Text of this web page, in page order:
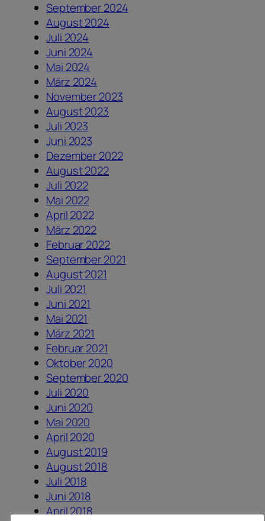
September 2024
August 2024
Juli 2024
Juni 2024
Mai 2024
März 2024
November 2023
August 2023
Juli 2023
Juni 2023
Dezember 2022
August 2022
Juli 2022
Mai 2022
April 2022
März 2022
Februar 2022
September 2021
August 2021
Juli 2021
Juni 2021
Mai 2021
März 2021
Februar 2021
Oktober 2020
September 2020
Juli 2020
Juni 2020
Mai 2020
April 2020
August 2019
August 2018
Juli 2018
Juni 2018
April 2018